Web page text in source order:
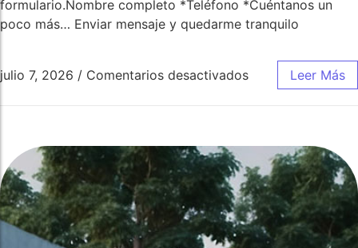
formulario.Nombre completo *Teléfono *Cuéntanos un
poco más… Enviar mensaje y quedarme tranquilo
julio 7, 2026 / Comentarios desactivados Leer Más